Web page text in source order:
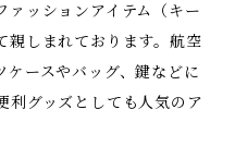
ァッションアイテム（キー
親しまれております。航空
ケースやバッグ、鍵などに
利グッズとしても人気のア